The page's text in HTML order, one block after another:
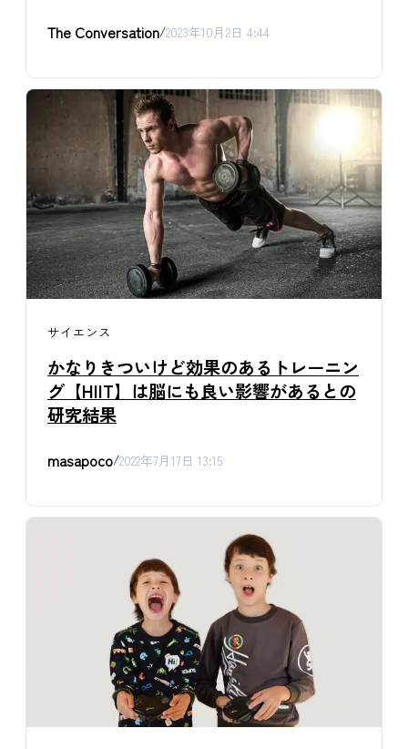
The Conversation/2023年10月2日 4:44
サイエンス
かなりきついけど効果のあるトレーニン
グ【HIIT】は脳にも良い影響があるとの
研究結果
masapoco/2022年7月17日 13:15